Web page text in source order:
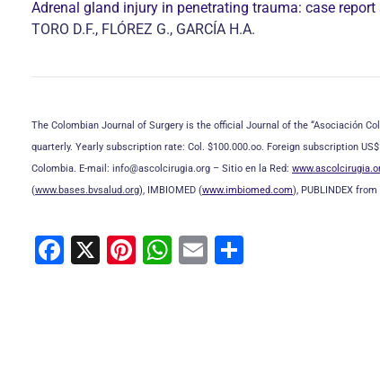
Adrenal gland injury in penetrating trauma: case report
TORO D.F., FLÓREZ G., GARCÍA H.A.
The Colombian Journal of Surgery is the official Journal of the “Asociación
quarterly. Yearly subscription rate: Col. $100.000.oo. Foreign subscription
Colombia. E-mail: info@ascolcirugia.org – Sitio en la Red:
(www.bases.bvsalud.org), IMBIOMED (www.imbiomed.com), PUBLINDEX
F
X
Pi W E